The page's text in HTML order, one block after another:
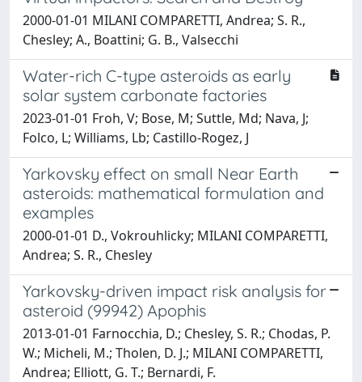
2000-01-01 MILANI COMPARETTI, Andrea; S. R.,
Chesley; A., Boattini; G. B., Valsecchi
Water-rich C-type asteroids as early
solar system carbonate factories
2023-01-01 Froh, V; Bose, M; Suttle, Md; Nava, J;
Folco, L; Williams, Lb; Castillo-Rogez, J
Yarkovsky effect on small Near Earth
asteroids: mathematical formulation and
examples
2000-01-01 D., Vokrouhlicky; MILANI COMPARETTI,
Andrea; S. R., Chesley
Yarkovsky-driven impact risk analysis for
asteroid (99942) Apophis
2013-01-01 Farnocchia, D.; Chesley, S. R.; Chodas, P.
W.; Micheli, M.; Tholen, D. J.; MILANI COMPARETTI,
Andrea; Elliott, G. T.; Bernardi, F.